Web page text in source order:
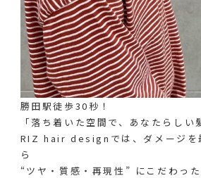
勝田駅徒歩30秒！
「落ち着いた空間で、あなたらしい
RIZ hair designでは、ダメージを
ら
“ツヤ・質感・再現性” にこだわっ